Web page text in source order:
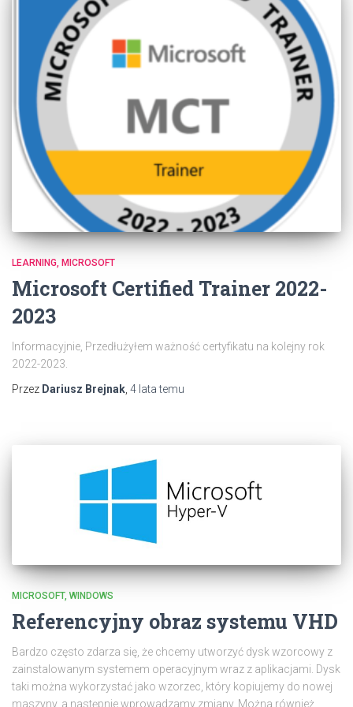
LEARNING MICROSOFT
Microsoft Certified Trainer 2022-
2023
Informacyjnie, Przedłużyłem ważność certyfikatu na kolejny rok
2022-2023.
Przez Dariusz Brejnak, 4 latatemu
MICROSOFT WINDOWS
Referencyjny obraz systemu VHD
Bardzo często zdarza się, że chcemy utworzyć dysk wzorcowy z
zainstalowanym systemem operacyjnym wraz z aplikacjami. Dysk
taki można wykorzystać jako wzorzec, który kopiujemy do nowej
maszyny, a następnie wprowadzamy zmiany. Można również